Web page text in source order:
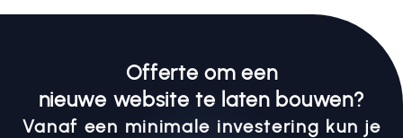
Offerte om een
nieuwe website te laten bouwen?
Vanaf een minimale investering kun je